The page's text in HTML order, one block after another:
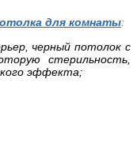
для комнаты:
черный потолок с
стерильность,
эффекта;